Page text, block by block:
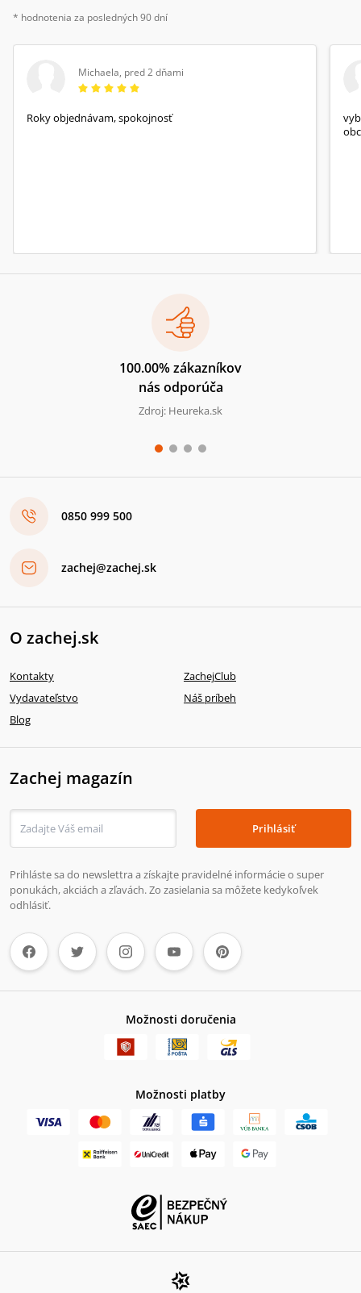
* hodnotenia za posledných 90 dní
Michaela, pred 2 dňami
Roky objednávam, spokojnosť
100.00% zákazníkov
nás odporúča
Zdroj: Heureka.sk
0850 999 500
zachej@zachej.sk
O zachej.sk
Kontakty
ZachejClub
Vydavateľstvo
Náš príbeh
Blog
Zachej magazín
Prihlásiť
Prihláste sa do newslettra a získajte pravidelné informácie o super
ponukách, akciách a zľavách. Zo zasielania sa môžete kedykoľvek
odhlásiť.
Možnosti doručenia
Možnosti platby